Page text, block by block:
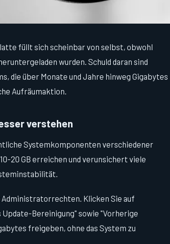
füllt sich scheinbar von selbst, obwohl
wurden. Schuld daran sind
die über Monate und Jahre hinweg Gigabytes
Aufräumaktion.
verstehen
Systemkomponenten verschiedener
20 GB erreichen und verunsichert viele
Klicken Sie auf
Bereinigung" sowie "Vorherige
freigeben, ohne das System zu